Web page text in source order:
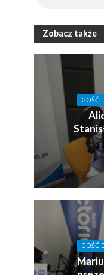
Zobacz także
GOŚĆ
GOŚĆ